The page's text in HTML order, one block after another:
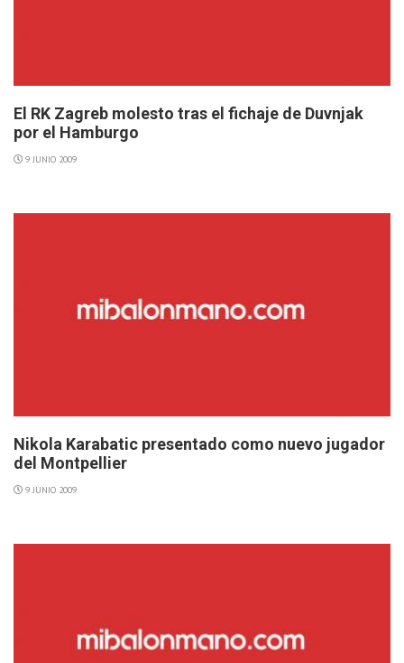
El RK Zagreb molesto tras el fichaje de Duvnjak
por el Hamburgo
9 JUNIO 2009
Nikola Karabatic presentado como nuevo jugador
del Montpellier
9 JUNIO 2009